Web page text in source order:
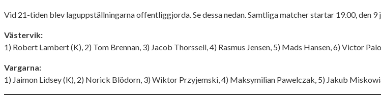
Vid 21-tiden blev laguppställningarna offentliggjorda. Se dessa nedan. Samtliga matcher startar 19.00, den 9
Västervik:
1) Robert Lambert (K), 2) Tom Brennan, 3) Jacob Thorssell, 4) Rasmus Jensen, 5) Mads Hansen, 6) Victor
Vargarna:
1) Jaimon Lidsey (K), 2) Norick Blödorn, 3) Wiktor Przyjemski, 4) Maksymilian Pawelczak, 5) Jakub